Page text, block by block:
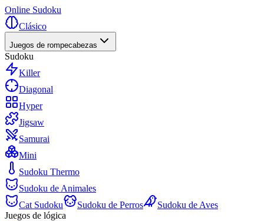
Online Sudoku
Clásico
Juegos de rompecabezas
Sudoku
Killer
Diagonal
Hyper
Jigsaw
Samurai
Mini
Sudoku Thermo
Sudoku de Animales
Cat Sudoku
Sudoku de Perros
Sudoku de Aves
Juegos de lógica